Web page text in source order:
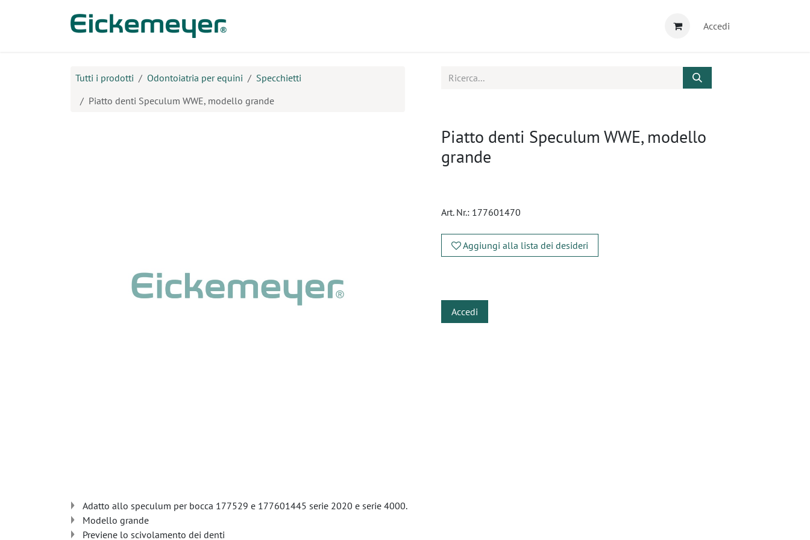
Accedi
Tutti i prodotti Odontoiatria per equini
Specchietti
Piatto denti Speculum WWE, modello grande
Piatto denti Speculum WWE, modello
grande
Art. Nr.: 177601470
Aggiungi alla lista dei desideri
Accedi
Adatto allo speculum per bocca 177529 e 177601445 serie 2020 e serie 4000.
Modello grande
Previene lo scivolamento dei denti